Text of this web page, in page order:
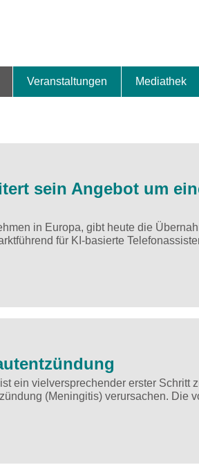
Veranstaltungen Mediathek
sein Angebot um
in Europa, gibt heute die
für KI-basierte
ein vielversprechender erster Schritt
(Meningitis) verursachen. Die